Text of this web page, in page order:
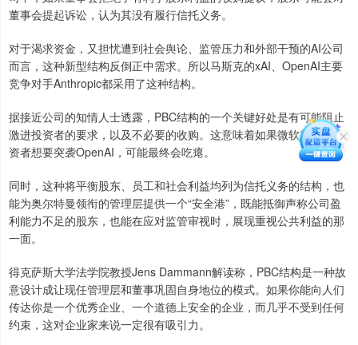
董事会提起诉讼，认为其没有履行信托义务。
对于渴求资金，又担忧遭到社会舆论、监管压力和外部干预的AI公司
而言，这种新型结构反倒正中需求。所以马斯克的xAI、OpenAI主要
竞争对手Anthropic都采用了这种结构。
据接近公司的知情人士透露，PBC结构的一个关键好处是有可能阻止
激进投资者的要求，以及不必要的收购。这意味着如果微软等现有投
资者想要突袭OpenAI，可能最终会吃瘪。
同时，这种将平衡股东、员工和社会利益均列为信托义务的结构，也
能为奥尔特曼领衔的管理层提供一个“安全港”，既能抵御声称公司盈
利能力不足的股东，也能在应对监管审视时，展现重视公共利益的那
一面。
得克萨斯大学法学院教授Jens Dammann解读称，PBC结构是一种故
意设计成让现任管理层和董事巩固自身地位的模式。如果你能向人们
传达你是一个优秀企业、一个道德上安全的企业，而几乎不受到任何
约束，这对企业家来说一定很有吸引力。